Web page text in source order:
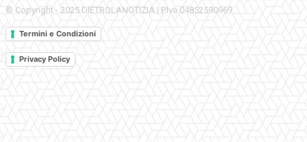
© Copyright - 2025 DIETROLANOTIZIA | P.Iva 04852590969
Termini e Condizioni
Privacy Policy